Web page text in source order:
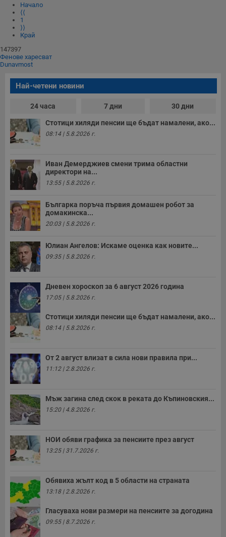
Начало
⟨⟨
1
⟩⟩
Край
147397
Фенове харесват
Dunavmost
Най-четени новини
24 часа 7 дни 30 дни
Стотици хиляди пенсии ще бъдат намалени, ако...
08:14 | 5.8.2026 г.
Иван Демерджиев смени трима областни
директори на...
13:55 | 5.8.2026 г.
Българка поръча първия домашен робот за
домакинска...
20:03 | 5.8.2026 г.
Юлиан Ангелов: Искаме оценка как новите...
09:35 | 5.8.2026 г.
Дневен хороскоп за 6 август 2026 година
17:05 | 5.8.2026 г.
Стотици хиляди пенсии ще бъдат намалени, ако...
08:14 | 5.8.2026 г.
От 2 август влизат в сила нови правила при...
11:12 | 2.8.2026 г.
Мъж загина след скок в реката до Къпиновския...
15:20 | 4.8.2026 г.
НОИ обяви графика за пенсиите през август
13:25 | 31.7.2026 г.
Обявиха жълт код в 5 области на страната
13:18 | 2.8.2026 г.
Гласуваха нови размери на пенсиите за догодина
09:55 | 8.7.2026 г.